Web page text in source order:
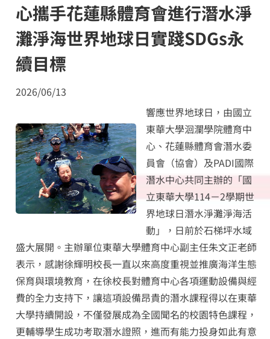
心攜手花蓮縣體育會進行潛水淨
灘淨海世界地球日實踐SDGs永
續目標
2026/06/13
響應世界地球日，由國立
東華大學洄瀾學院體育中
心、花蓮縣體育會潛水委
員會（協會）及PADI國際
潛水中心共同主辦的「國
立東華大學114－2學期世
界地球日潛水淨灘淨海活
動」，日前於石梯坪水域
盛大展開。主辦單位東華大學體育中心副主任朱文正老師
表示，感謝徐輝明校長一直以來高度重視並推廣海洋生態
保育與環境教育，在徐校長對體育中心各項運動設備與經
費的全力支持下，讓這項設備昂貴的潛水課程得以在東華
大學持續開設，不僅發展成為全國聞名的校園特色課程，
更輔導學生成功考取潛水證照，進而有能力投身如此有意